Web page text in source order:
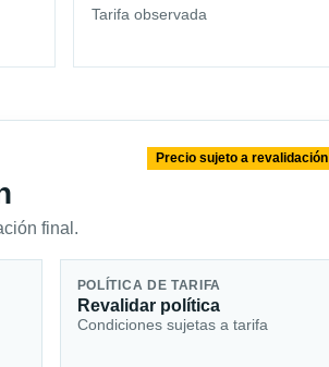
Tarifa observada
final.
Precio sujeto a revalidación
POLÍTICA DE TARIFA
Revalidar política
Condiciones sujetas a tarifa